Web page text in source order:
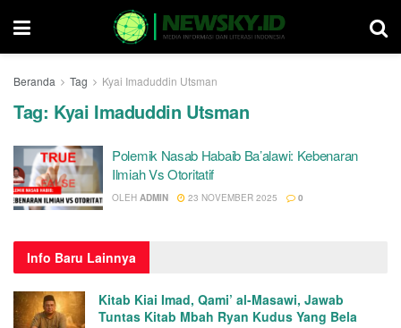
Beranda Tag Kyai Imaduddin Utsman
Tag: Kyai Imaduddin Utsman
Polemik Nasab Habaib Ba’alawi: Kebenaran
Ilmiah Vs Otoritatif
OLEH ADMIN 23 NOVEMBER 2025 0
Info Baru Lainnya
Kitab Kiai Imad, Qami’ al-Masawi, Jawab
Tuntas Kitab Mbah Ryan Kudus Yang Bela